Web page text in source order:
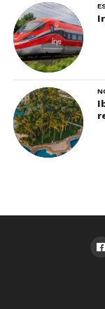
Santuario de la
Un
Núñez Baleón,
El gobernador